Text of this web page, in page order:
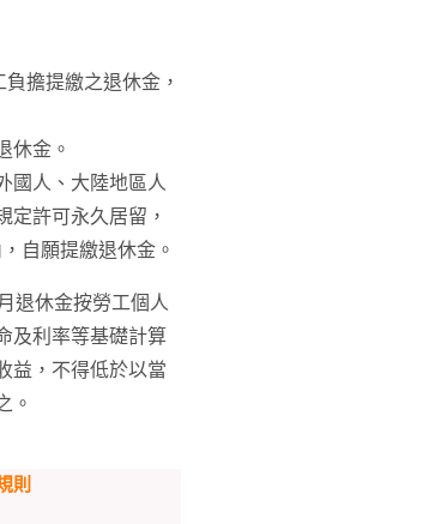
擔提繳之退休金，
休金。
國人、大陸地區人
定許可永久居留，
自願提繳退休金。
退休金按勞工個人
及利率等基礎計算
益，不得低於以當
。
則